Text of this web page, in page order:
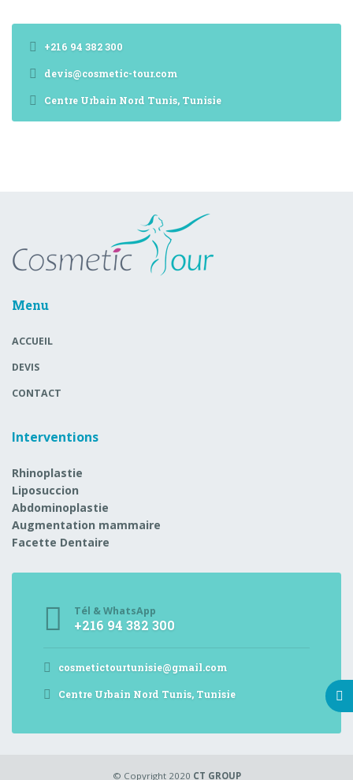
+216 94 382 300
devis@cosmetic-tour.com
Centre Urbain Nord Tunis, Tunisie
Menu
ACCUEIL
DEVIS
CONTACT
Interventions
Rhinoplastie
Liposuccion
Abdominoplastie
Augmentation mammaire
Facette Dentaire
Tél & WhatsApp
+216 94 382 300
cosmetictourtunisie@gmail.com
Centre Urbain Nord Tunis, Tunisie
© Copyright 2020 CT GROUP